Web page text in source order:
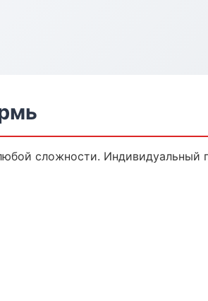
сложности. Индивидуальный